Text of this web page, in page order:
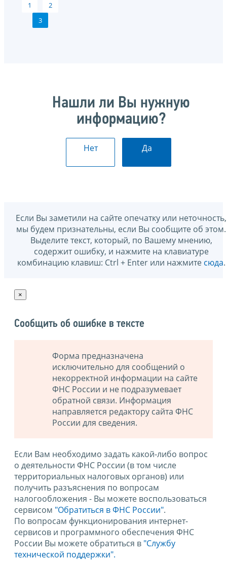
1
2
3
Нашли ли Вы нужную
информацию?
Нет Да
Если Вы заметили на сайте опечатку или неточность,
мы будем признательны, если Вы сообщите об этом.
Выделите текст, который, по Вашему мнению,
содержит ошибку, и нажмите на клавиатуре
комбинацию клавиш: Ctrl + Enter или нажмите сюда.
×
Сообщить об ошибке в тексте
Форма предназначена
исключительно для сообщений о
некорректной информации на сайте
ФНС России и не подразумевает
обратной связи. Информация
направляется редактору сайта ФНС
России для сведения.
Если Вам необходимо задать какой-либо вопрос
о деятельности ФНС России (в том числе
территориальных налоговых органов) или
получить разъяснения по вопросам
налогообложения - Вы можете воспользоваться
сервисом "Обратиться в ФНС России".
По вопросам функционирования интернет-
сервисов и программного обеспечения ФНС
России Вы можете обратиться в "Службу
технической поддержки".